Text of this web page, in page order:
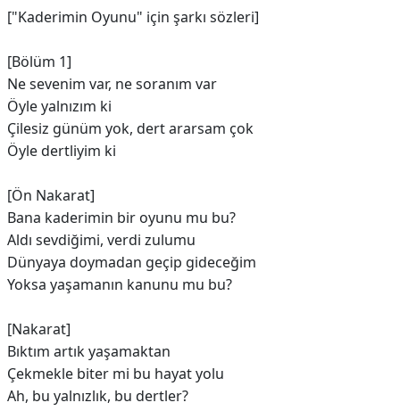
["Kaderimin Oyunu" için şarkı sözleri]
[Bölüm 1]
Ne sevenim var, ne soranım var
Öyle yalnızım ki
Çilesiz günüm yok, dert ararsam çok
Öyle dertliyim ki
[Ön Nakarat]
Bana kaderimin bir oyunu mu bu?
Aldı sevdiğimi, verdi zulumu
Dünyaya doymadan geçip gideceğim
Yoksa yaşamanın kanunu mu bu?
[Nakarat]
Bıktım artık yaşamaktan
Çekmekle biter mi bu hayat yolu
Ah, bu yalnızlık, bu dertler?